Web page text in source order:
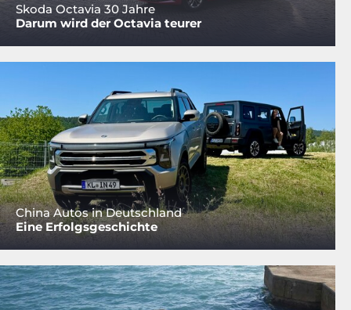
Skoda Octavia 30 Jahre
Darum wird der Octavia teurer
China Autos in Deutschland
Eine Erfolgsgeschichte